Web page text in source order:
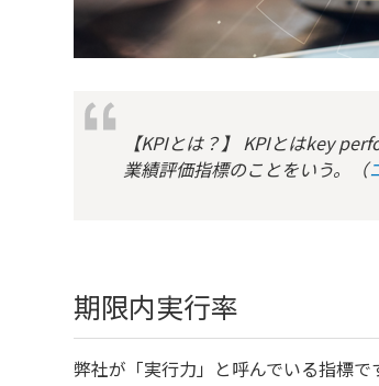
【KPIとは？】 KPIとはkey
業績評価指標のことをいう。（
期限内実行率
弊社が「実行力」と呼んでいる指標